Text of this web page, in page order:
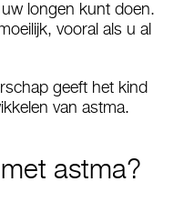
longen kunt doen.
vooral als u al
geeft het kind
van astma.
astma?